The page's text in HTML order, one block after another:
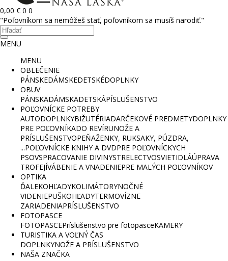
0,00 € 0 0
"Poľovníkom sa nemôžeš stať, poľovníkom sa musíš narodiť."
MENU
MENU
OBLEČENIE
PÁNSKEDÁMSKEDETSKÉDOPLNKY
OBUV
PÁNSKADÁMSKADETSKÁPÍSLUŠENSTVO
POĽOVNÍCKE POTREBY
AUTODOPLNKYBIŽUTÉRIADARČEKOVÉ PREDMETYDOPLNKY
PRE POĽOVNÍKADO REVÍRUNOŽE A
PRÍSLUŠENSTVOPEŇAŽENKY, RUKSAKY, PÚZDRA,
...POĽOVNÍCKE KNIHY A DVDPRE POĽOVNÍCKYCH
PSOVSPRACOVANIE DIVINYSTRELECTVOSVIETIDLÁÚPRAVA
TROFEJÍVÁBENIE A VNADENIEPRE MALÝCH POĽOVNÍKOV
OPTIKA
ĎALEKOHĽADYKOLIMÁTORYNOČNÉ
VIDENIEPUŠKOHĽADYTERMOVÍZNE
ZARIADENIAPRÍSLUŠENSTVO
FOTOPASCE
FOTOPASCEPríslušenstvo pre fotopasceKAMERY
TURISTIKA A VOĽNÝ ČAS
DOPLNKYNOŽE A PRÍSLUŠENSTVO
NAŠA ZNAČKA